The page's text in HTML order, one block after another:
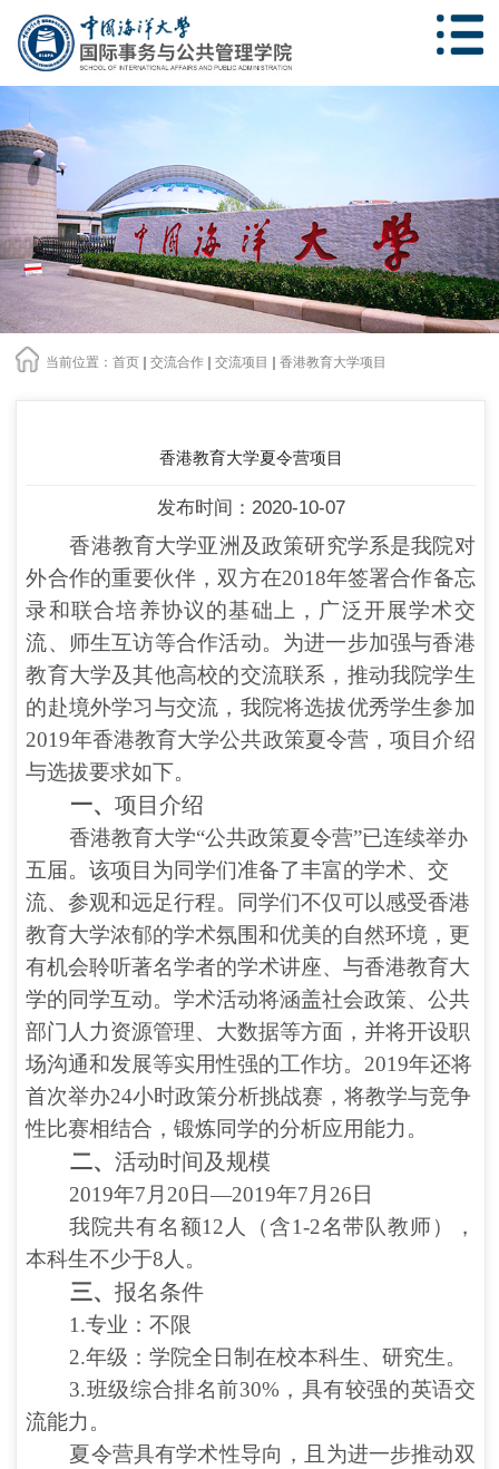
当前位置： 首页 交流合作 交流项目 香港教育大学项目
香港教育大学夏令营项目
发布时间：2020-10-07
香港教育大学亚洲及政策研究学系是我院对
外合作的重要伙伴 ，双方在2018年签署合作备忘
录和联合培养协议的基础上 ， 广泛开展学术交
流、 师生互访等合作活动。为进一步加强与香港
教育大学及其他高校的交流联系，推动我院学生
的赴境外学习与交流，我院将选拔优秀学生参加
2019年香港教育大学公共政策夏令营，项目介绍
与选拔要求如下。
一、项目介绍
香港教育大学“公共政策夏令营”已连续举办
五届。该项目为同学们准备了丰富的学术、交
流、参观和远足行程。同学们不仅可以感受香港
教育大学浓郁的学术氛围和优美的自然环境，更
有机会聆听著名学者的学术讲座、与香港教育大
学的同学互动。学术活动将涵盖社会政策、公共
部门人力资源管理、大数据等方面，并将开设职
场沟通和发展等实用性强的工作坊。2019年还将
首次举办24小时政策分析挑战赛，将教学与竞争
性比赛相结合，锻炼同学的分析应用能力。
二、活动时间及规模
2019年7月20日—2019年7月26日
我院共有名额12 人（含1-2名带队教师），
本科生不少于8人。
三、报名条件
1.专业 ：不限
2.年级 ：学院全日制在校本科生、研究生。
3.班级综合排名前30%，具有较强的英语交
流能力。
夏令营具有学术性导向，且为进一步推动双